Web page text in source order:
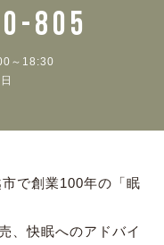
805
～18:30
で創業100年の「眠
、快眠へのアドバイ